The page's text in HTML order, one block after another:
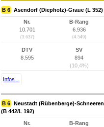
B 6 Asendorf (Diepholz)-Graue (L
Nr.
10.701
(3.637)
B-Rang
6.936
(4.549)
DTV
8.595
SV
894
(10,4%)
Infos...
B 6 Neustadt (Rübenberge)-
(B 442/L 192)
Nr.
B-Rang